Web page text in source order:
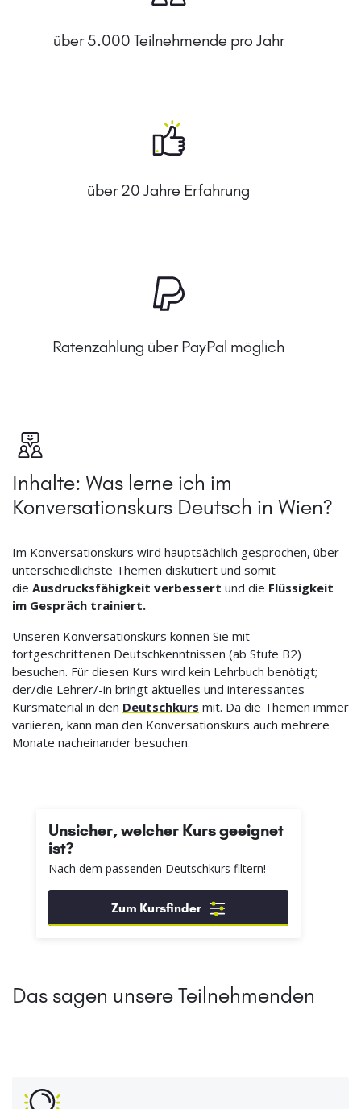
über 5.000 Teilnehmende pro Jahr
über 20 Jahre Erfahrung
Ratenzahlung über PayPal möglich
Inhalte: Was lerne ich im
Konversationskurs Deutsch in Wien?
Im Konversationskurs wird hauptsächlich gesprochen, über
unterschiedlichste Themen diskutiert und somit
die Ausdrucksfähigkeit verbessert und die Flüssigkeit
im Gespräch trainiert.
Unseren Konversationskurs können Sie mit
fortgeschrittenen Deutschkenntnissen (ab Stufe B2)
besuchen. Für diesen Kurs wird kein Lehrbuch benötigt;
der/die Lehrer/-in bringt aktuelles und interessantes
Kursmaterial in den Deutschkurs mit. Da die Themen immer
variieren, kann man den Konversationskurs auch mehrere
Monate nacheinander besuchen.
Unsicher, welcher Kurs geeignet
ist?
Nach dem passenden Deutschkurs filtern!
Zum Kursfinder
Das sagen unsere Teilnehmenden